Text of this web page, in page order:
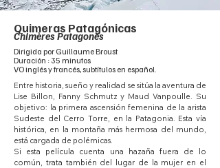
Quimeras Patagónicas
Chimères Patagones
Dirigida por Guillaume Broust
Duración : 35 minutos
VO inglés y francés, subtítulos en español.
Entre historia, sueño y realidad se sitúa la aventura de
Lise Billon, Fanny Schmutz y Maud Vanpoulle. Su
objetivo: la primera ascensión femenina de la arista
Sudeste del Cerro Torre, en la Patagonia. Esta vía
histórica, en la montaña más hermosa del mundo,
está cargada de polémicas.
Si esta película cuenta una hazaña fuera de lo
común, trata también del lugar de la mujer en el